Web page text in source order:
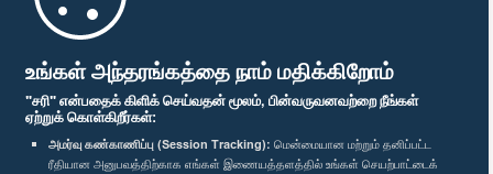
உங்கள் அந்தரங்கத்தை நாம் மதிக்கிறோம்
"சரி" என்பதைக் கிளிக் செய்வதன் மூலம், பின்வருவனவற்றை நீங்கள்
ஏற்றுக் கொள்கிறீர்கள்:
அமர்வு கண்காணிப்பு (Session Tracking): மென்மையான மற்றும் தனிப்பட்ட
ரீதியான அனுபவத்திற்காக எங்கள் இணையத்தளத்தில் உங்கள் செயற்பாட்டைக்
பாராளுமன்ற கையடக்க செயலி
எம்மை பின்தொடர்க :